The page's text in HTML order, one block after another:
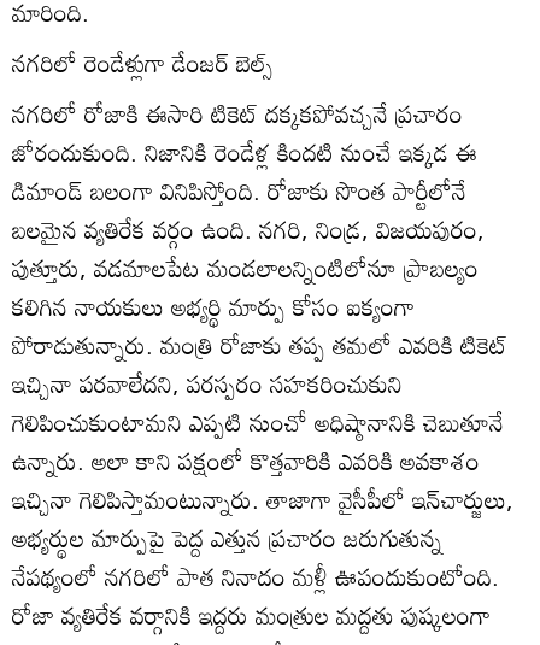
మారింది.
నగరిలో రెండేళ్లుగా డేంజర్‌ బెల్స్‌
నగరిలో రోజాకి ఈసారి టికెట్‌ దక్కకపోవచ్చనే ప్రచారం
జోరందుకుంది. నిజానికి రెండేళ్ల కిందటి నుంచే ఇక్కడ ఈ
డిమాండ్‌ బలంగా వినిపిస్తోంది. రోజాకు సొంత పార్టీలోనే
బలమైన వ్యతిరేక వర్గం ఉంది. నగరి, నిండ్ర, విజయపురం,
పుత్తూరు, వడమాలపేట మండలాలన్నింటిలోనూ ప్రాబల్యం
కలిగిన నాయకులు అభ్యర్థి మార్పు కోసం ఐక్యంగా
పోరాడుతున్నారు. మంత్రి రోజాకు తప్ప తమలో ఎవరికి టికెట్‌
ఇచ్చినా పరవాలేదని, పరస్పరం సహకరించుకుని
గెలిపించుకుంటామని ఎప్పటి నుంచో అధిష్ఠానానికి చెబుతూనే
ఉన్నారు. అలా కాని పక్షంలో కొత్తవారికి ఎవరికి అవకాశం
ఇచ్చినా గెలిపిస్తామంటున్నారు. తాజాగా వైసీపీలో ఇన్‌చార్జులు,
అభ్యర్థుల మార్పుపై పెద్ద ఎత్తున ప్రచారం జరుగుతున్న
నేపథ్యంలో నగరిలో పాత నినాదం మళ్లీ ఊపందుకుంటోంది.
రోజా వ్యతిరేక వర్గానికి ఇద్దరు మంత్రుల మద్దతు పుష్కలంగా